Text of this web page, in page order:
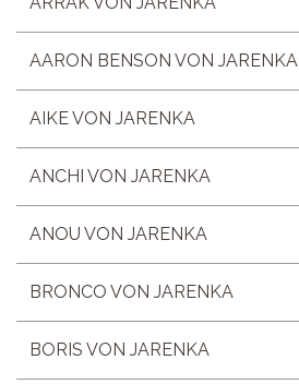
AARON BENSON VON JARENKA
AIKE VON JARENKA
ANCHI VON JARENKA
ANOU VON JARENKA
BRONCO VON JARENKA
BORIS VON JARENKA